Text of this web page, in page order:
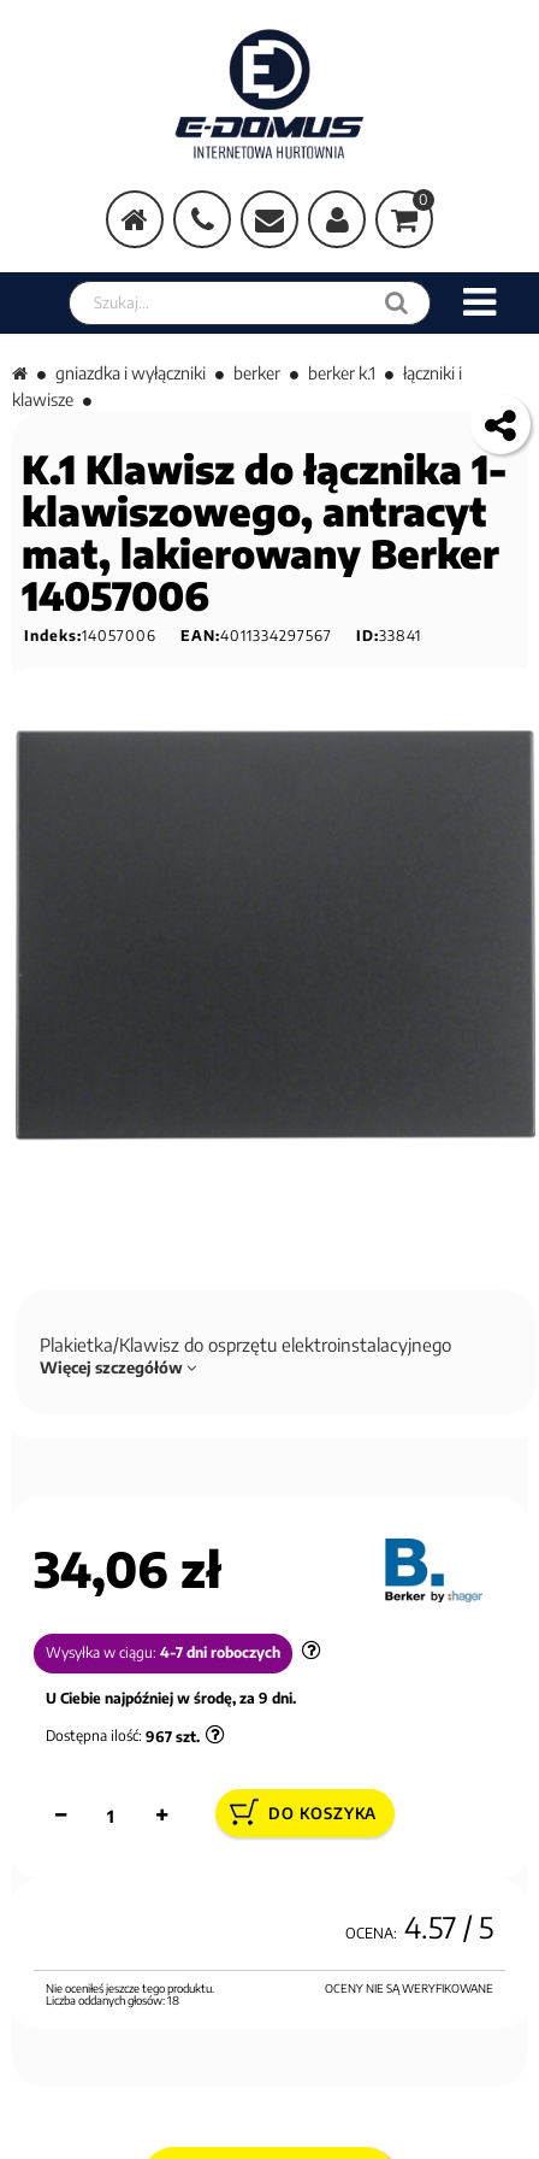
0
Szukaj w sklepie
gniazdka i wyłączniki berker berker k.1
łączniki i
klawisze
K.1 Klawisz do łącznika 1-
klawiszowego, antracyt
mat, lakierowany Berker
14057006
Indeks:14057006 EAN:4011334297567 ID:33841
Plakietka/Klawisz do osprzętu elektroinstalacyjnego
Więcej szczegółów
34,06 zł
Wysyłka w ciągu: 4-7 dni roboczych
U Ciebie najpóźniej w środę, za 9 dni.
Dostępna ilość: 967 szt.
DO KOSZYKA
OCENA: 4.57 / 5
OCENY NIE SĄ WERYFIKOWANE
Nie oceniłeś jeszcze tego produktu.
Liczba oddanych głosów:18